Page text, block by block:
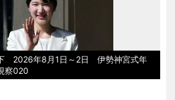
2026年8月1日～2日 伊勢神宮式年
察020